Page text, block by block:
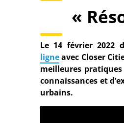
«
Le 14 février 2022
ligne avec Closer
meilleures
connaissances et
urbains.